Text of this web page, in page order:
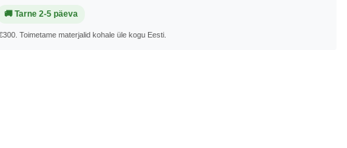
🚚 Tarne 2-5 päeva
Toimetame materjalid kohale üle kogu Eesti.